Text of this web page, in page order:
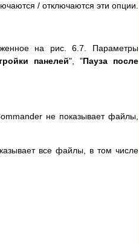
/ отключаются эти опции.
на рис. 6.7. Параметры
панелей", "Пауза после
не показывает файлы,
все файлы, в том числе